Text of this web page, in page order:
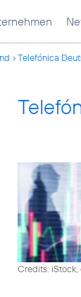
Telefónica
Credits: iStock,